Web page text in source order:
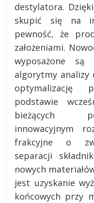
destylatora.
skupić się na
pewność, że
założeniami.
wyposażone
algorytmy analizy
optymalizację
podstawie
bieżących
innowacyjnym
frakcyjne o
separacji
nowych
jest uzyskanie
końcowych przy